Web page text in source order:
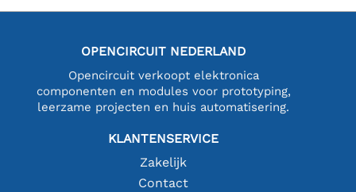
OPENCIRCUIT NEDERLAND
Opencircuit verkoopt elektronica
componenten en modules voor prototyping,
leerzame projecten en huis automatisering.
KLANTENSERVICE
Zakelijk
Contact